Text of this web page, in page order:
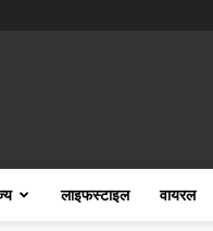
लाइफस्टाइल वायरल